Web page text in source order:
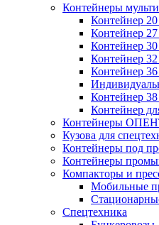
Контейнеры
Контейнер
Контейнер
Контейнер
Контейнер
Контейнер
Контейнер
Контейнер
Контейнеры
Кузова для
Контейнеры под
Контейнеры
Компакторы и
Мобильные
Спецтехника